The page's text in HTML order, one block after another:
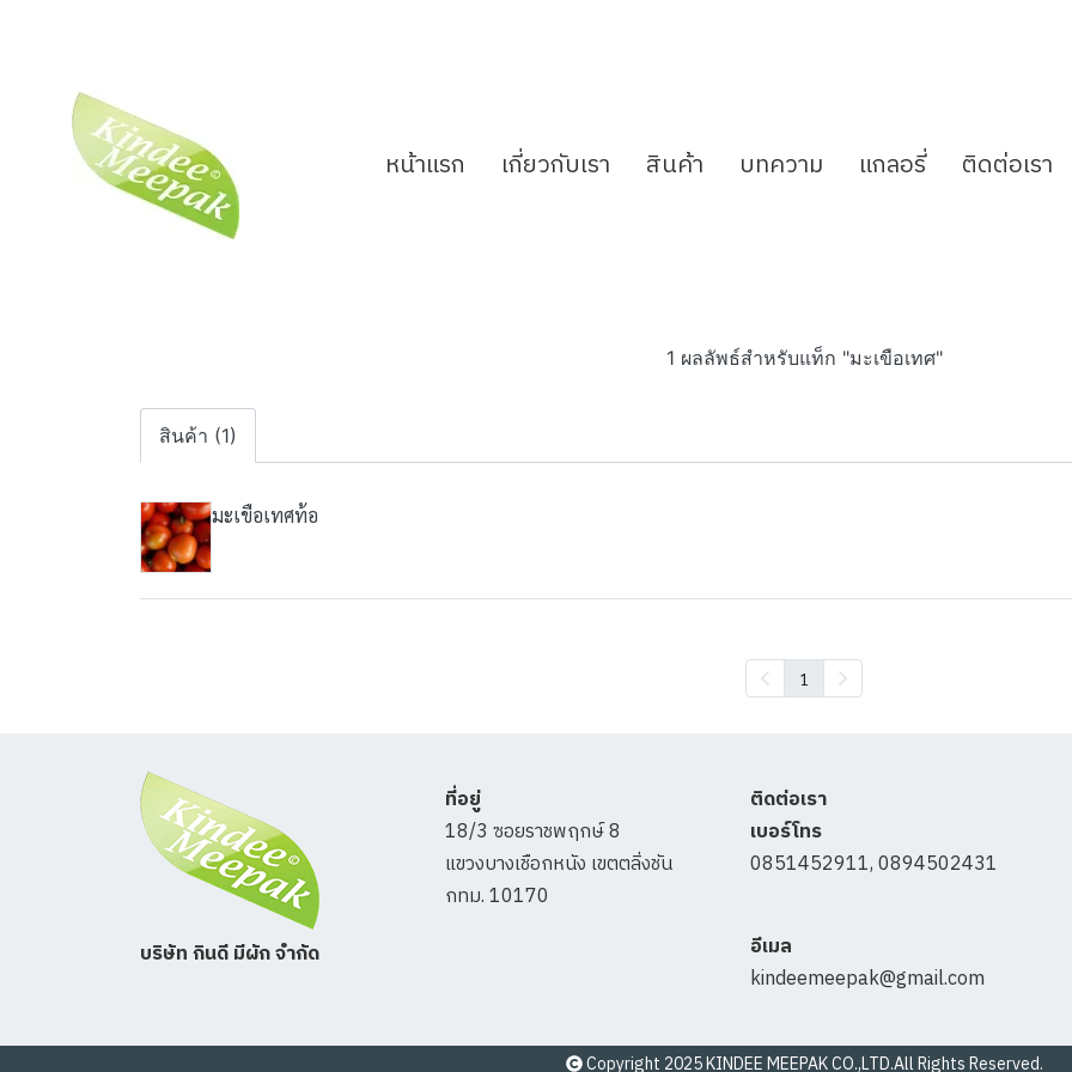
หน้าแรก เกี่ยวกับเรา สินค้า บทความ แกลอรี่ ติดต่อเรา
1 ผลลัพธ์สำหรับแท็ก "มะเขือเทศ"
สินค้า (1)
มะเขือเทศท้อ
1
บริษัท กินดี มีผัก จำกัด
ที่อยู่
18/3 ซอยราชพฤกษ์ 8
แขวงบางเชือกหนัง เขตตลิ่งชัน
กทม. 10170
ติดต่อเรา
เบอร์โทร
0851452911, 0894502431
อีเมล
kindeemeepak@gmail.com
Copyright 2025 KINDEE MEEPAK CO.,LTD.All Rights Reserved.